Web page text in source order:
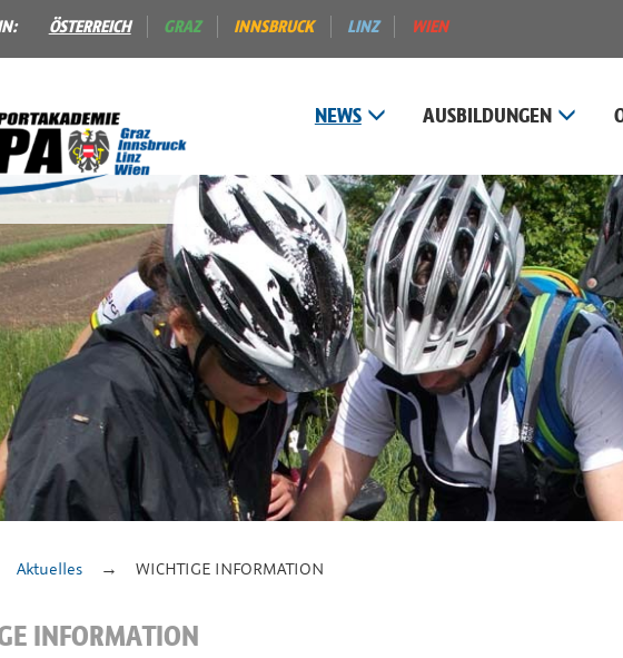
ÖSTERREICH GRAZ INNSBRUCK LINZ WIEN
NEWS AUSBILDUNGEN
Aktuelles WICHTIGE INFORMATION
INFORMATION